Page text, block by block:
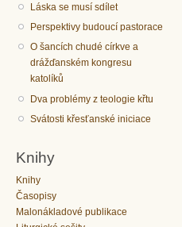
Láska se musí sdílet
Perspektivy budoucí pastorace
O šancích chudé církve a
drážďanském kongresu
katolíků
Dva problémy z teologie křtu
Svátosti křesťanské iniciace
Knihy
Knihy
Časopisy
Malonákladové publikace